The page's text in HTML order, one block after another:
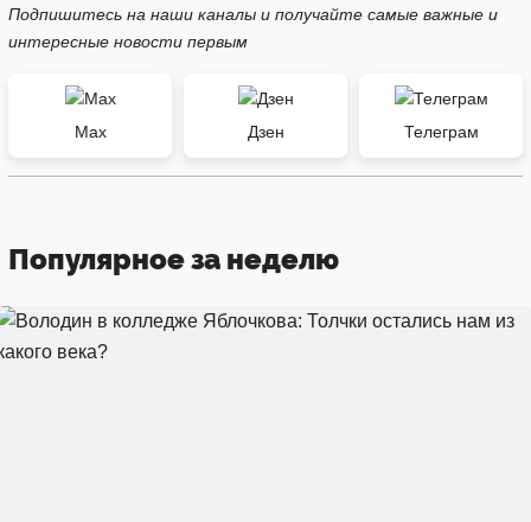
Подпишитесь на наши каналы и получайте самые важные и
интересные новости первым
Max Дзен Телеграм
Популярное за неделю